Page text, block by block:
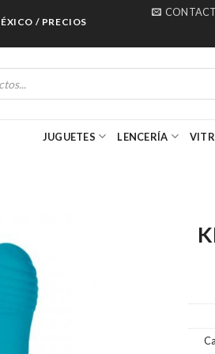
/ PRECIOS ESPECIALES PARA
JUGUETES LENCERÍA